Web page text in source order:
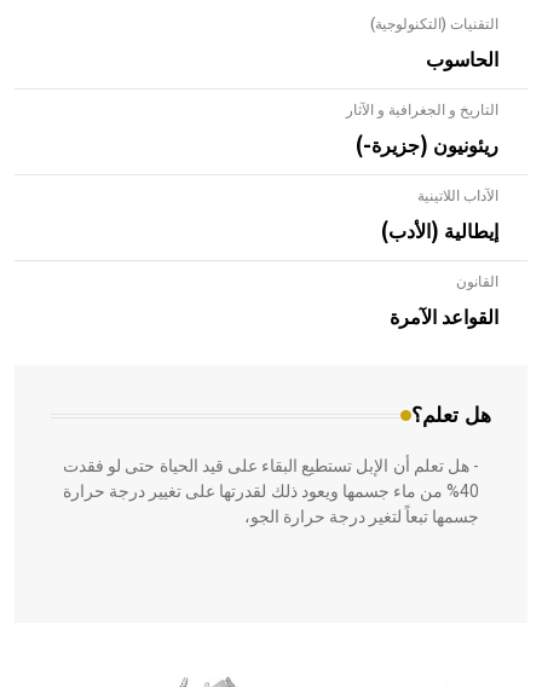
التقنيات (التكنولوجية)
الحاسوب
التاريخ و الجغرافية و الآثار
ريئونيون (جزيرة-)
الآداب اللاتينية
إيطالية (الأدب)
القانون
القواعد الآمرة
هل تعلم؟
- هل تعلم أن الأبلق نوع من الفنون الهندسية التي ارتبطت
بالعمارة الإسلامية في بلاد الشام ومصر خاصة، حيث يحرص
المعمار على بناء مداميكه وخاصة في الواجهات
- هل تعلم أن الإبل تستطيع البقاء على قيد الحياة حتى لو فقدت
40% من ماء جسمها ويعود ذلك لقدرتها على تغيير درجة حرارة
جسمها تبعاً لتغير درجة حرارة الجو،
الحكم، الأدلة، تنظيم التغذية، ورسالته في جروح الرأس. ويعود